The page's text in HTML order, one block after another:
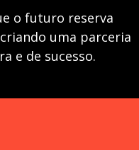
o futuro reserva
uma parceria
e de sucesso.